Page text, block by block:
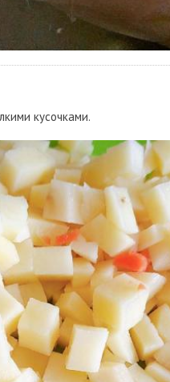
кусочками.